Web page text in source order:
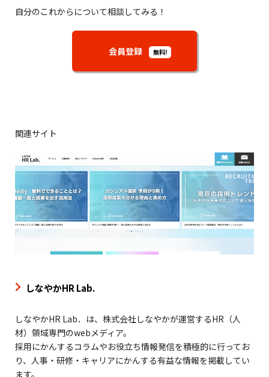
自分のこれからについて相談してみる！
会員登録 無料!
関連サイト
しなやかHR Lab.
しなやかHR Lab．は、株式会社しなやかが運営するHR（人
材）領域専門のwebメディア。
採用にかんするコラムやお役立ち情報発信を積極的に行ってお
り、人事・研修・キャリアにかんする有益な情報を掲載してい
ます。